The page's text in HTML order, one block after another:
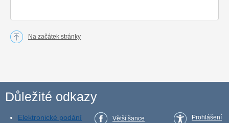
Na začátek stránky
Důležité odkazy
Elektronické podání
Větší šance
Prohlášení